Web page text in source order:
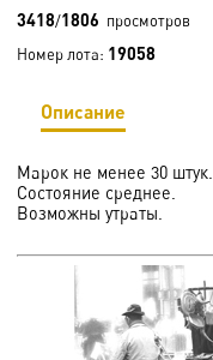
3418/1806 просмотров
Номер лота: 19058
Описание
Марок не менее 30 штук.
Состояние среднее.
Возможны утраты.